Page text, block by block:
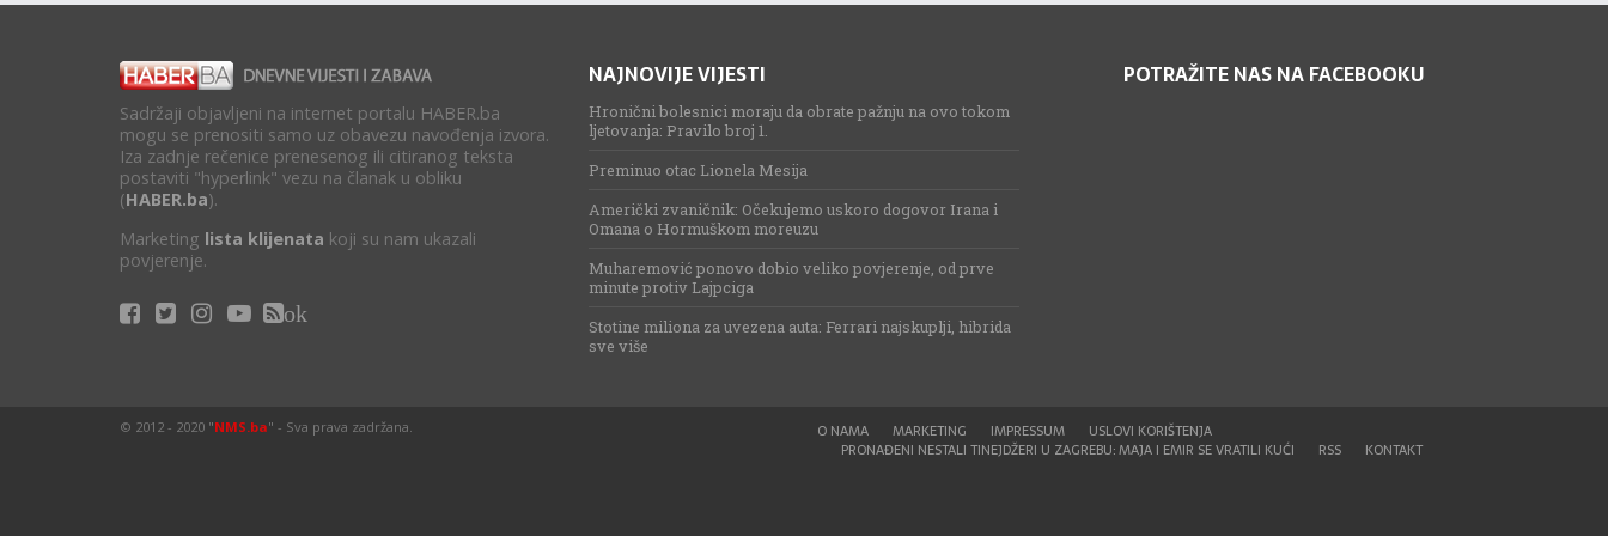
Sadržaji objavljeni na internet portalu HABER.ba
mogu se prenositi samo uz obavezu navođenja izvora.
Iza zadnje rečenice prenesenog ili citiranog teksta
postaviti "hyperlink" vezu na članak u obliku
(HABER.ba).
Marketing lista klijenata koji su nam ukazali
povjerenje.
ok
NAJNOVIJE VIJESTI
Hronični bolesnici moraju da obrate pažnju na ovo tokom
ljetovanja: Pravilo broj 1.
Preminuo otac Lionela Mesija
Američki zvaničnik: Očekujemo uskoro dogovor Irana i
Omana o Hormuškom moreuzu
Muharemović ponovo dobio veliko povjerenje, od prve
minute protiv Lajpciga
Stotine miliona za uvezena auta: Ferrari najskuplji, hibrida
sve više
POTRAŽITE NAS NA FACEBOOKU
O NAMA MARKETING IMPRESSUM
USLOVI KORIŠTENJA
PRONAĐENI NESTALI TINEJDŽERI U ZAGREBU: MAJA I EMIR SE VRATILI KUĆI
RSS KONTAKT
© 2012 - 2020 "NMS.ba" - Sva prava zadržana.